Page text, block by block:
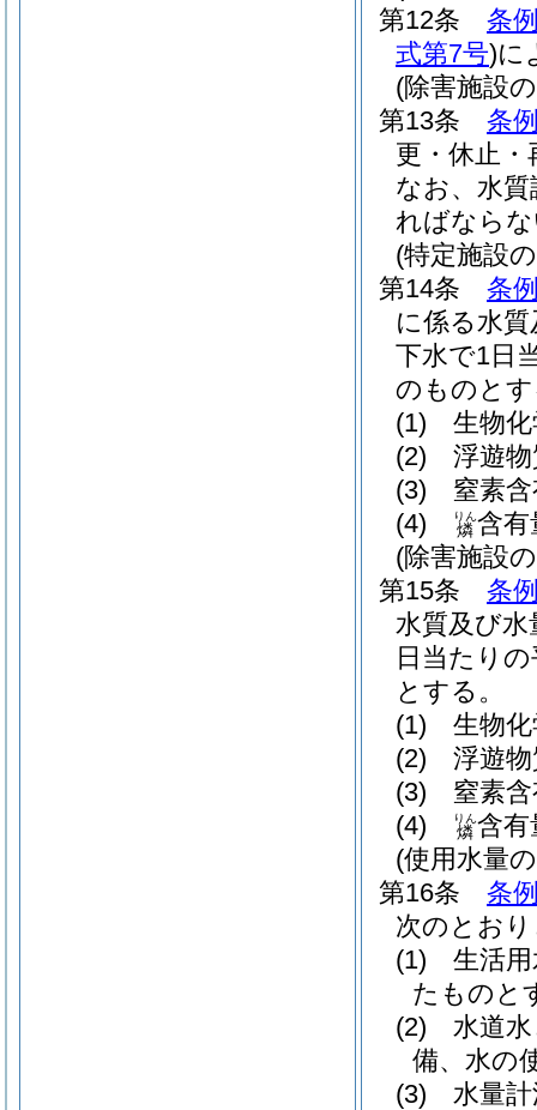
第12条
条
式第7号)に
(除害施設
第13条
条
更・休止・
なお、水
ればなら
(特定施設
第14条
条
に係る水
下水で1日
のものと
(1)
生物
(2)
浮遊
(3)
窒素
(4)
燐
りん含有
(除害施設
第15条
条
水質及び
日当たり
とする。
(1)
生物
(2)
浮遊
(3)
窒素
(4)
燐
りん含有
(使用水量
第16条
条
次のとお
(1)
生活
たものと
(2)
水道
備、水の
(3)
水量